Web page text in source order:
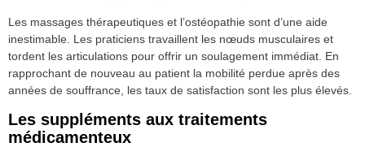
Les massages thérapeutiques et l’ostéopathie sont d’une aide
inestimable. Les praticiens travaillent les nœuds musculaires et
tordent les articulations pour offrir un soulagement immédiat. En
rapprochant de nouveau au patient la mobilité perdue après des
années de souffrance, les taux de satisfaction sont les plus élevés.
Les suppléments aux traitements
médicamenteux